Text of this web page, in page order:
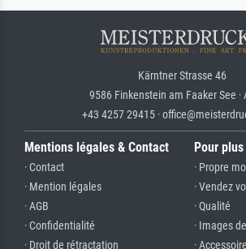
Kärntner Strasse 46
9586 Finkenstein am Faaker See ·
+43 4257 29415 ·
Mentions légales & Contact
· Contact
· Mention légales
· AGB
· Confidentialité
· Droit de rétractation
Pour
· Propre
· Vendez
· Qualité
· Images
·